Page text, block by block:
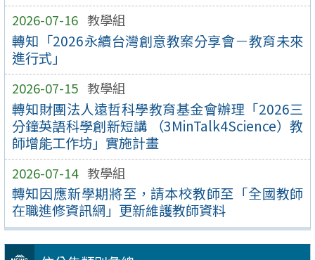
2026-07-16 教學組
轉知「2026永續台灣創意教案分享會－教育未來
進行式」
2026-07-15 教學組
轉知財團法人遠哲科學教育基金會辦理「2026三
分鐘英語科學創新短講 （3MinTalk4Science）教
師增能工作坊」實施計畫
2026-07-14 教學組
轉知因應新學期將至，請本校教師至「全國教師
在職進修資訊網」更新維護教師資料